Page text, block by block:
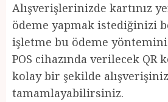
Alışverişlerinizde kartınız
ödeme yapmak istediğinizi
işletme bu ödeme
POS cihazında verilecek
kolay bir şekilde
tamamlayabilirsiniz.